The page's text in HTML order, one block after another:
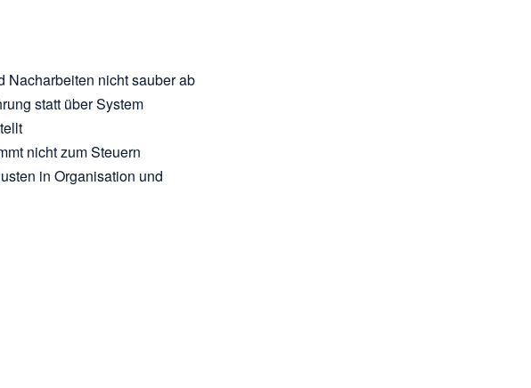
Nacharbeiten nicht sauber ab
statt über System
nicht zum Steuern
in Organisation und